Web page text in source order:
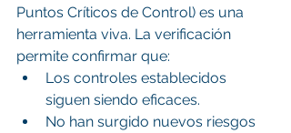
Puntos Críticos de Control) es una
herramienta viva. La verificación
permite confirmar que:
Los controles establecidos
siguen siendo eficaces.
No han surgido nuevos riesgos